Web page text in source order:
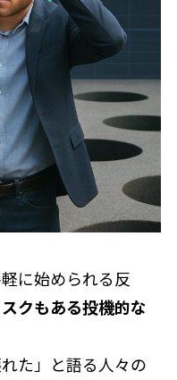
に始められる反
クもある投機的な
た」と語る人々の